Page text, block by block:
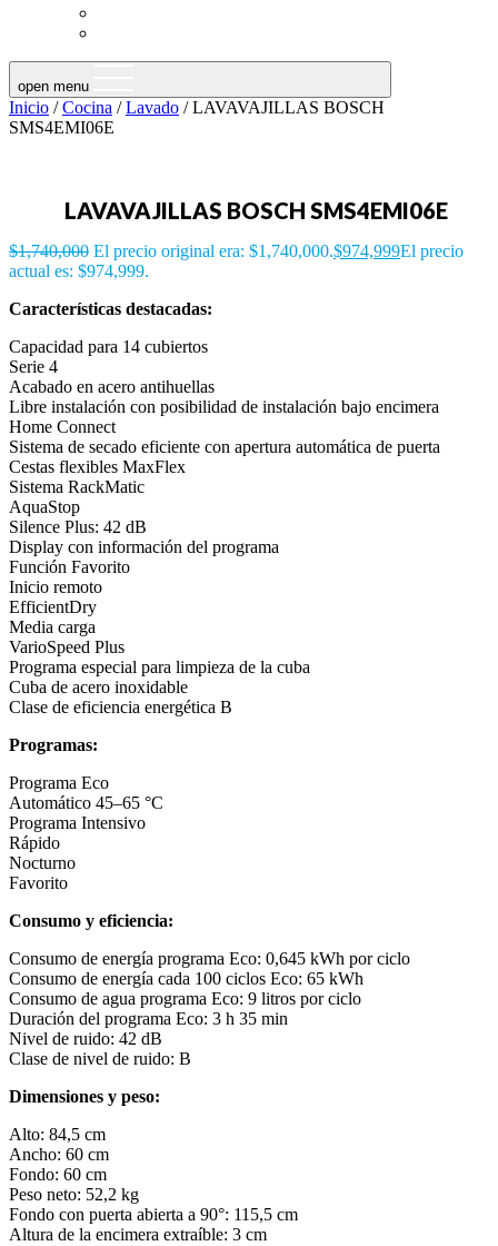
open menu
Inicio /Cocina /Lavado / LAVAVAJILLAS BOSCH
SMS4EMI06E
LAVAVAJILLAS BOSCH SMS4EMI06E
$1,740,000 El precio original era: $1,740,000.$974,999El precio
actual es: $974,999.
Características destacadas:
Capacidad para 14 cubiertos
Serie 4
Acabado en acero antihuellas
Libre instalación con posibilidad de instalación bajo encimera
Home Connect
Sistema de secado eficiente con apertura automática de puerta
Cestas flexibles MaxFlex
Sistema RackMatic
AquaStop
Silence Plus: 42 dB
Display con información del programa
Función Favorito
Inicio remoto
EfficientDry
Media carga
VarioSpeed Plus
Programa especial para limpieza de la cuba
Cuba de acero inoxidable
Clase de eficiencia energética B
Programas:
Programa Eco
Automático 45–65 °C
Programa Intensivo
Rápido
Nocturno
Favorito
Consumo y eficiencia:
Consumo de energía programa Eco: 0,645 kWh por ciclo
Consumo de energía cada 100 ciclos Eco: 65 kWh
Consumo de agua programa Eco: 9 litros por ciclo
Duración del programa Eco: 3 h 35 min
Nivel de ruido: 42 dB
Clase de nivel de ruido: B
Dimensiones y peso:
Alto: 84,5 cm
Ancho: 60 cm
Fondo: 60 cm
Peso neto: 52,2 kg
Fondo con puerta abierta a 90°: 115,5 cm
Altura de la encimera extraíble: 3 cm